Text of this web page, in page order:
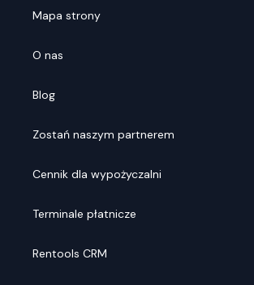
Mapa strony
O nas
Blog
Zostań naszym partnerem
Cennik dla wypożyczalni
Terminale płatnicze
Rentools CRM